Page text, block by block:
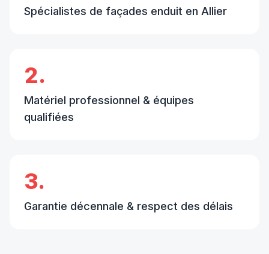
Spécialistes de façades enduit en Allier
2.
Matériel professionnel & équipes
qualifiées
3.
Garantie décennale & respect des délais